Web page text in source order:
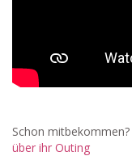
Schon mitbekommen?
über ihr Outing